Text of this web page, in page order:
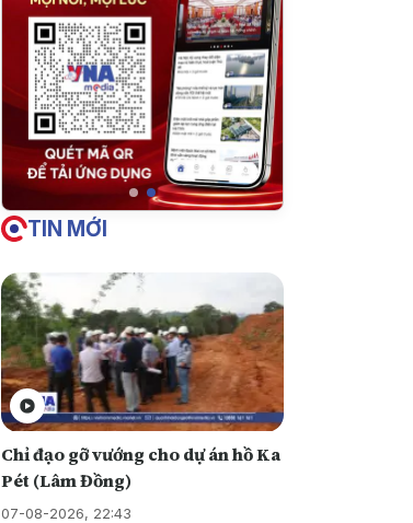
TIN MỚI
Chỉ đạo gỡ vướng cho dự án hồ Ka
Pét (Lâm Đồng)
07-08-2026, 22:43